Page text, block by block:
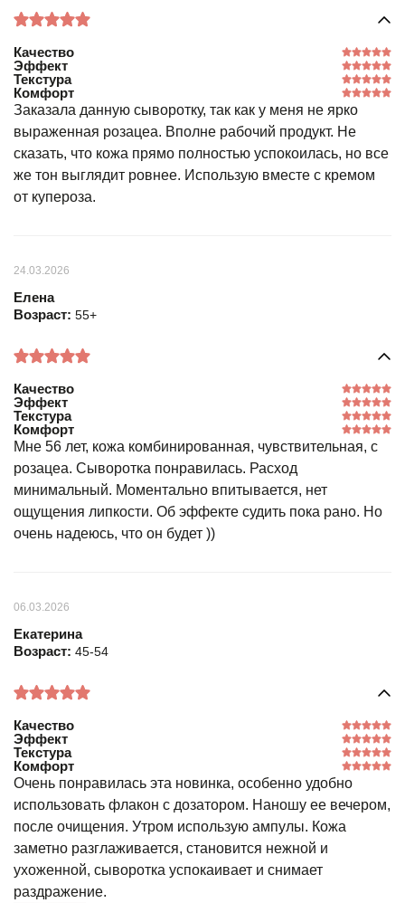
Качество
Эффект
Текстура
Комфорт
Заказала данную сыворотку, так как у меня не ярко
выраженная розацеа. Вполне рабочий продукт. Не
сказать, что кожа прямо полностью успокоилась, но все
же тон выглядит ровнее. Использую вместе с кремом
от купероза.
24.03.2026
Елена
Возраст: 55+
Качество
Эффект
Текстура
Комфорт
Мне 56 лет, кожа комбинированная, чувствительная, с
розацеа. Сыворотка понравилась. Расход
минимальный. Моментально впитывается, нет
ощущения липкости. Об эффекте судить пока рано. Но
очень надеюсь, что он будет ))
06.03.2026
Екатерина
Возраст: 45-54
Качество
Эффект
Текстура
Комфорт
Очень понравилась эта новинка, особенно удобно
использовать флакон с дозатором. Наношу ее вечером,
после очищения. Утром использую ампулы. Кожа
заметно разглаживается, становится нежной и
ухоженной, сыворотка успокаивает и снимает
раздражение.